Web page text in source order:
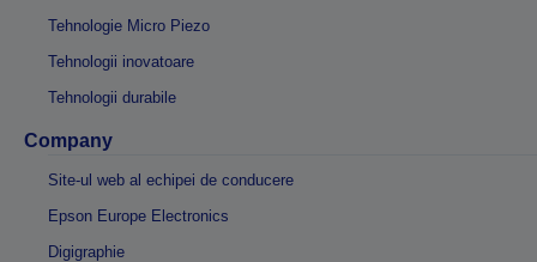
Tehnologie Micro Piezo
Tehnologii inovatoare
Tehnologii durabile
Company
Site-ul web al echipei de conducere
Epson Europe Electronics
Digigraphie